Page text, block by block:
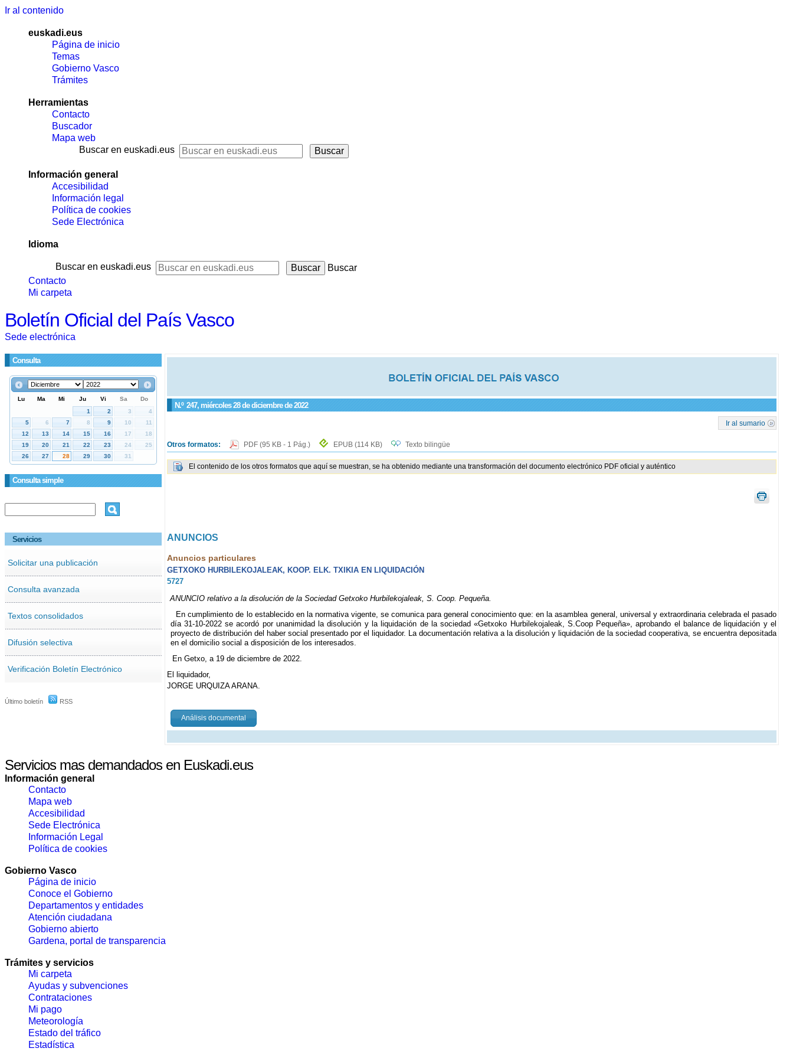
Ir al contenido
euskadi.eus
Página de inicio
Temas
Gobierno Vasco
Trámites
Herramientas
Contacto
Buscador
Mapa web
Buscar en euskadi.eus
Información general
Accesibilidad
Información legal
Política de cookies
Sede Electrónica
Idioma
Buscar en euskadi.eus
Buscar
Contacto
Mi carpeta
Boletín Oficial del País Vasco
Sede electrónica
Consulta
Consulta simple
Servicios
Solicitar una publicación
Consulta avanzada
Textos consolidados
Difusión selectiva
Verificación Boletín Electrónico
Último boletín RSS
N.º 247, miércoles 28 de diciembre de 2022
Ir al sumario
Otros formatos: PDF (95 KB - 1 Pág.) EPUB (114 KB) Texto bilingüe
El contenido de los otros formatos que aquí se muestran, se ha obtenido mediante una transformación del documento electrónico PDF oficial y auténtico
ANUNCIOS
Anuncios particulares
GETXOKO HURBILEKOJALEAK, KOOP. ELK. TXIKIA EN LIQUIDACIÓN
5727
ANUNCIO relativo a la disolución de la Sociedad Getxoko Hurbilekojaleak, S. Coop. Pequeña.
En cumplimiento de lo establecido en la normativa vigente, se comunica para general conocimiento que: en la asamblea general, universal y extraordinaria celebrada el pasado
día 31-10-2022 se acordó por unanimidad la disolución y la liquidación de la sociedad «Getxoko Hurbilekojaleak, S.Coop Pequeña», aprobando el balance de liquidación y el
proyecto de distribución del haber social presentado por el liquidador. La documentación relativa a la disolución y liquidación de la sociedad cooperativa, se encuentra depositada
en el domicilio social a disposición de los interesados.
En Getxo, a 19 de diciembre de 2022.
El liquidador,
JORGE URQUIZA ARANA.
Análisis documental
Servicios mas demandados en Euskadi.eus
Información general
Contacto
Mapa web
Accesibilidad
Sede Electrónica
Información Legal
Política de cookies
Gobierno Vasco
Página de inicio
Conoce el Gobierno
Departamentos y entidades
Atención ciudadana
Gobierno abierto
Gardena, portal de transparencia
Trámites y servicios
Mi carpeta
Ayudas y subvenciones
Contrataciones
Mi pago
Meteorología
Estado del tráfico
Estadística